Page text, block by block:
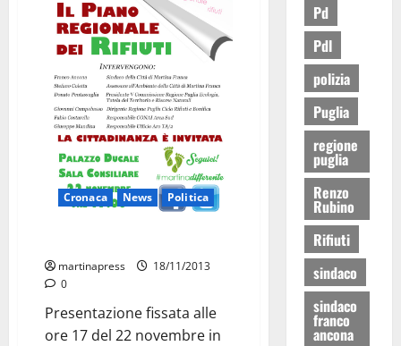
Cronaca News Politica
martinapress
18/11/2013
0
Presentazione fissata alle
ore 17 del 22 novembre in
Pd
Pdl
polizia
Puglia
regione
puglia
Renzo
Rubino
Rifiuti
sindaco
sindaco
franco
ancona